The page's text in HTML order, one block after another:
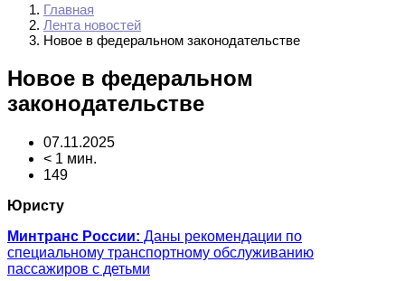
Главная
Лента новостей
Новое в федеральном законодательстве
Новое в федеральном
законодательстве
07.11.2025
< 1 мин.
149
Юристу
Минтранс России: Даны рекомендации по
специальному транспортному обслуживанию
пассажиров с детьми